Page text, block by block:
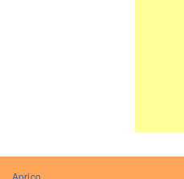
Aprico